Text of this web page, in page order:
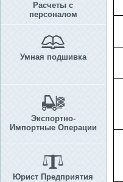
Расчеты с
персоналом
Умная подшивка
Экспортно-
Импортные Операции
Юрист Предприятия